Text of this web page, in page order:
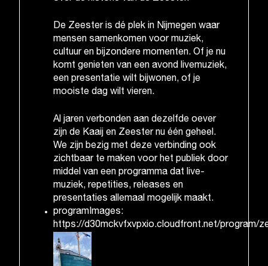
De Zeester is dé plek in Nijmegen waar
mensen samenkomen voor muziek,
cultuur en bijzondere momenten. Of je nu
komt genieten van een avond livemuziek,
een presentatie wilt bijwonen, of je
mooiste dag wilt vieren.
Al jaren verbonden aan dezelfde oever
zijn de Kaaij en Zeester nu één geheel.
We zijn bezig met deze verbinding ook
zichtbaar te maken voor het publiek door
middel van een programma dat live-
muziek, repetities, releases en
presentaties allemaal mogelijk maakt.
programImages:
https://d30mckvfxvpxio.cloudfront.net/program/